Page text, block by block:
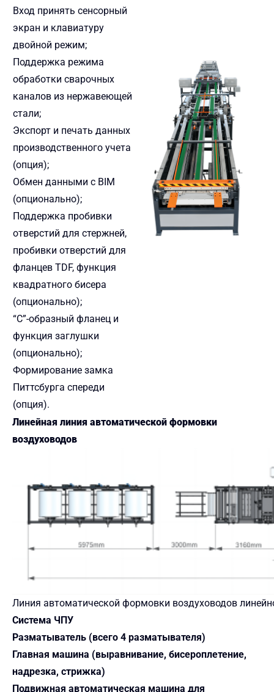
Вход принять сенсорный
экран и клавиатуру
двойной режим;
Поддержка режима
обработки сварочных
каналов из нержавеющей
стали;
Экспорт и печать данных
производственного учета
(опция);
Обмен данными с BIM
(опционально);
Поддержка пробивки
отверстий для стержней,
пробивки отверстий для
фланцев TDF, функция
квадратного бисера
(опционально);
“C”-образный фланец и
функция заглушки
(опционально);
Формирование замка
Питтсбурга спереди
(опция).
Линейная линия автоматической формовки
воздуховодов
Линия автоматической формовки воздуховодов
Система ЧПУ
Разматыватель (всего 4 разматывателя)
Главная машина (выравнивание, бисероплетение,
надрезка, стрижка)
Подвижная автоматическая машина для